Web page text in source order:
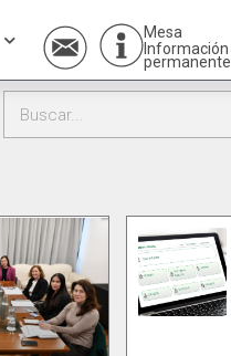
Mesa
Información
permanente